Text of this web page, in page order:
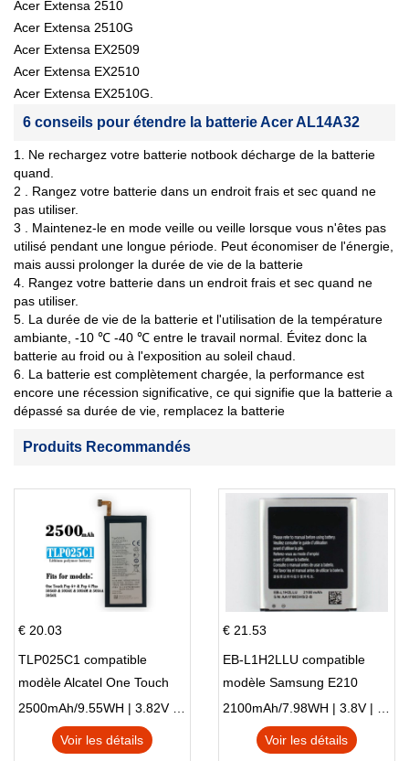
Acer Extensa 2510
Acer Extensa 2510G
Acer Extensa EX2509
Acer Extensa EX2510
Acer Extensa EX2510G.
6 conseils pour étendre la batterie Acer AL14A32
1. Ne rechargez votre batterie notbook décharge de la batterie
quand.
2 . Rangez votre batterie dans un endroit frais et sec quand ne
pas utiliser.
3 . Maintenez-le en mode veille ou veille lorsque vous n'êtes pas
utilisé pendant une longue période. Peut économiser de l'énergie,
mais aussi prolonger la durée de vie de la batterie
4. Rangez votre batterie dans un endroit frais et sec quand ne
pas utiliser.
5. La durée de vie de la batterie et l'utilisation de la température
ambiante, -10 ℃ -40 ℃ entre le travail normal. Évitez donc la
batterie au froid ou à l'exposition au soleil chaud.
6. La batterie est complètement chargée, la performance est
encore une récession significative, ce qui signifie que la batterie a
dépassé sa durée de vie, remplacez la batterie
Produits Recommandés
€ 20.03
TLP025C1 compatible
modèle Alcatel One Touch
Pop 4 Plus OT-5056D
2500mAh/9.55WH | 3.82V | Li-ion ...
Voir les détails
€ 21.53
EB-L1H2LLU compatible
modèle Samsung E210
E210K i939
2100mAh/7.98WH | 3.8V | Li-ion ...
Voir les détails